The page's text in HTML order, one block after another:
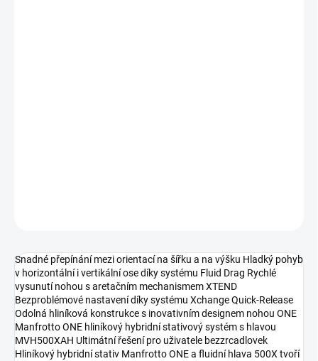
Snadné přepínání mezi orientací na šířku a na výšku Hladký pohyb
v horizontální i vertikální ose díky systému Fluid Drag Rychlé
vysunutí nohou s aretačním mechanismem XTEND
Bezproblémové nastavení díky systému Xchange Quick-Release
Odolná hliníková konstrukce s inovativním designem nohou ONE
Manfrotto ONE hliníkový hybridní stativový systém s hlavou
MVH500XAH Ultimátní řešení pro uživatele bezzrcadlovek
Hliníkový hybridní stativ Manfrotto ONE a fluidní hlava 500X tvoří